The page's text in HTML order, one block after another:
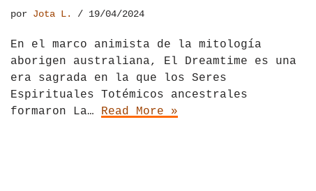
por Jota L. 19/04/2024
En el marco animista de la mitología
aborigen australiana, El Dreamtime es una
era sagrada en la que los Seres
Espirituales Totémicos ancestrales
formaron La… Read More »